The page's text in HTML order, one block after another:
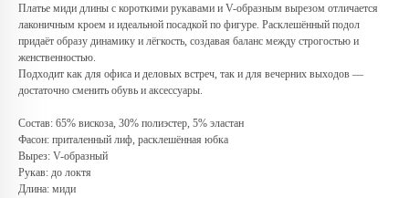
Платье миди длины с короткими рукавами и V-образным вырезом отличается
лаконичным кроем и идеальной посадкой по фигуре. Расклешённый подол
придаёт образу динамику и лёгкость, создавая баланс между строгостью и
женственностью.
Подходит как для офиса и деловых встреч, так и для вечерних выходов —
достаточно сменить обувь и аксессуары.
Состав: 65% вискоза, 30% полиэстер, 5% эластан
Фасон: приталенный лиф, расклешённая юбка
Вырез: V-образный
Рукав: до локтя
Длина: миди
Любую вещь можно
примерить в нашем бутике
в ТРЦ «Афимолл»
д.2, ТРЦ «Афимолл», 1 этаж
Телефон: +7 (966) 019-41-76